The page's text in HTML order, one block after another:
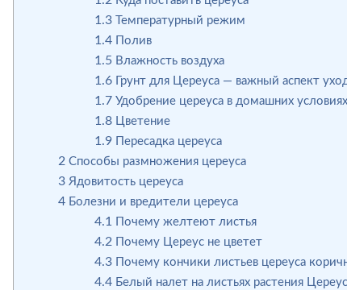
1.3 Температурный режим
1.4 Полив
1.5 Влажность воздуха
1.6 Грунт для Цереуса — важный аспект
1.7 Удобрение цереуса в домашних условиях
1.8 Цветение
1.9 Пересадка цереуса
2 Способы размножения цереуса
3 Ядовитость цереуса
4 Болезни и вредители цереуса
4.1 Почему желтеют листья
4.2 Почему Цереус не цветет
4.3 Почему кончики листьев цереуса
4.4 Белый налет на листьях растения